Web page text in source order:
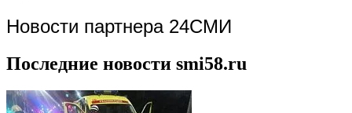
Новости партнера 24СМИ
Последние новости smi58.ru